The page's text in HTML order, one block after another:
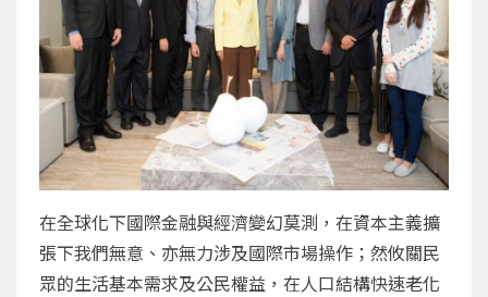
在全球化下國際金融與經濟變幻莫測，在資本主義擴
張下我們無意、亦無力涉及國際市場操作；然攸關民
眾的生活基本需求及公民權益，在人口結構快速老化